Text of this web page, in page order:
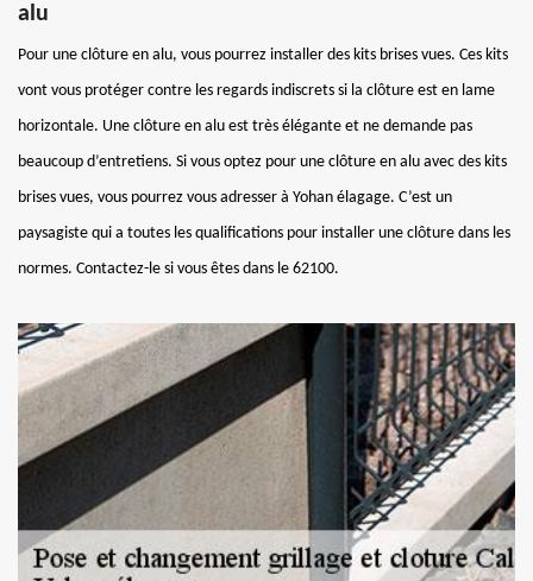
alu
Pour une clôture en alu, vous pourrez installer des kits brises vues. Ces kits
vont vous protéger contre les regards indiscrets si la clôture est en lame
horizontale. Une clôture en alu est très élégante et ne demande pas
beaucoup d’entretiens. Si vous optez pour une clôture en alu avec des kits
brises vues, vous pourrez vous adresser à Yohan élagage. C’est un
paysagiste qui a toutes les qualifications pour installer une clôture dans les
normes. Contactez-le si vous êtes dans le 62100.